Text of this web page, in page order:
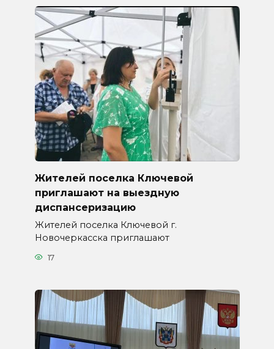
Жителей поселка Ключевой
приглашают на выездную
диспансеризацию
Жителей поселка Ключевой г.
Новочеркасска приглашают
17